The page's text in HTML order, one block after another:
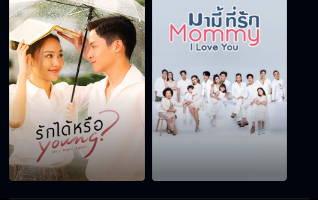
บอสยืนสบาย ๆ เลย มุกทำแป๊บเดียวก็เสร็จ
ผมยินดีเป็นอย่างยิ่งที่จะร่วมงานกับทุกคน